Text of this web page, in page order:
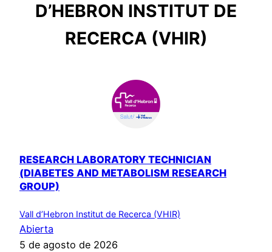
D’HEBRON INSTITUT DE
RECERCA (VHIR)
RESEARCH LABORATORY TECHNICIAN
(DIABETES AND METABOLISM RESEARCH
GROUP)
Vall d’Hebron Institut de Recerca (VHIR)
Abierta
5 de agosto de 2026